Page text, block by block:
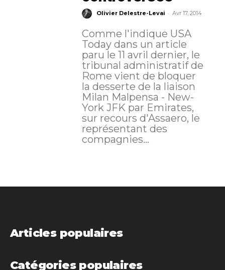
Olivier Delestre-Levai - Avr 17, 2014
Comme l'indique USA
Today dans un article
paru le 11 avril dernier, le
tribunal administratif de
Rome vient de bloquer
la desserte de la liaison
Milan Malpensa - New-
York JFK par Emirates,
sur recours d'Assaero, le
représentant des
compagnies...
Articles populaires
Catégories populaires